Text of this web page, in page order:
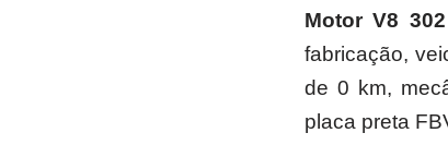
Motor V8 302
fabricação,
de 0 km,
placa preta